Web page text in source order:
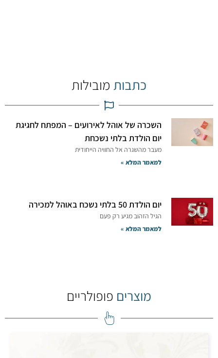
כתבות מובילות
השכרה של אוהל לאירועים – המפתח לחגיגת
יום הולדת בלתי נשכחת
מעבר מהשגרה אל החוויה הייחודית
למאמר המלא »
יום הולדת 50 בלתי נשכח באוהל למכירה
הגיל הזהוב מגיע רק פעם
למאמר המלא »
מוצרים פופולריים